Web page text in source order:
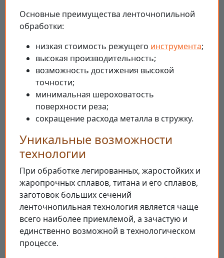
Основные преимущества ленточнопильной
обработки:
низкая стоимость режущего инструмента;
высокая производительность;
возможность достижения высокой
точности;
минимальная шероховатость
поверхности реза;
сокращение расхода металла в стружку.
Уникальные возможности
технологии
При обработке легированных, жаростойких и
жаропрочных сплавов, титана и его сплавов,
заготовок больших сечений
ленточнопильная технология является чаще
всего наиболее приемлемой, а зачастую и
единственно возможной в технологическом
процессе.